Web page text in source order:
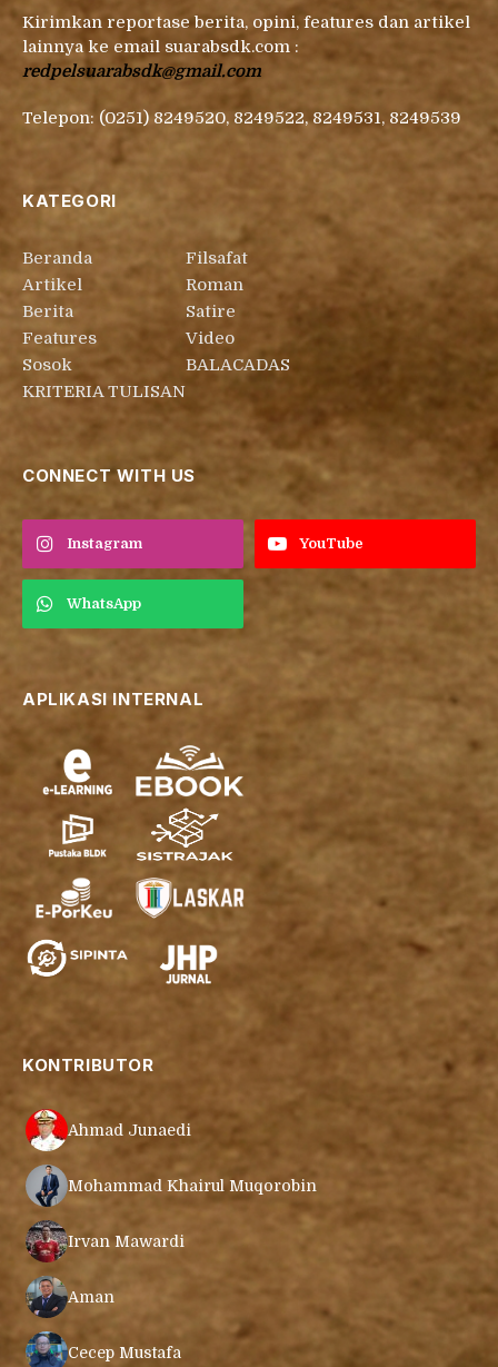
Kirimkan reportase berita, opini, features dan artikel
lainnya ke email suarabsdk.com :
redpelsuarabsdk@gmail.com
Telepon: (0251) 8249520, 8249522, 8249531, 8249539
KATEGORI
Beranda
Artikel
Berita
Features
Sosok
KRITERIA TULISAN
Filsafat
Roman
Satire
Video
BALACADAS
CONNECT WITH US
Instagram YouTube
WhatsApp
APLIKASI INTERNAL
KONTRIBUTOR
Ahmad Junaedi
Mohammad Khairul Muqorobin
Irvan Mawardi
Aman
Cecep Mustafa